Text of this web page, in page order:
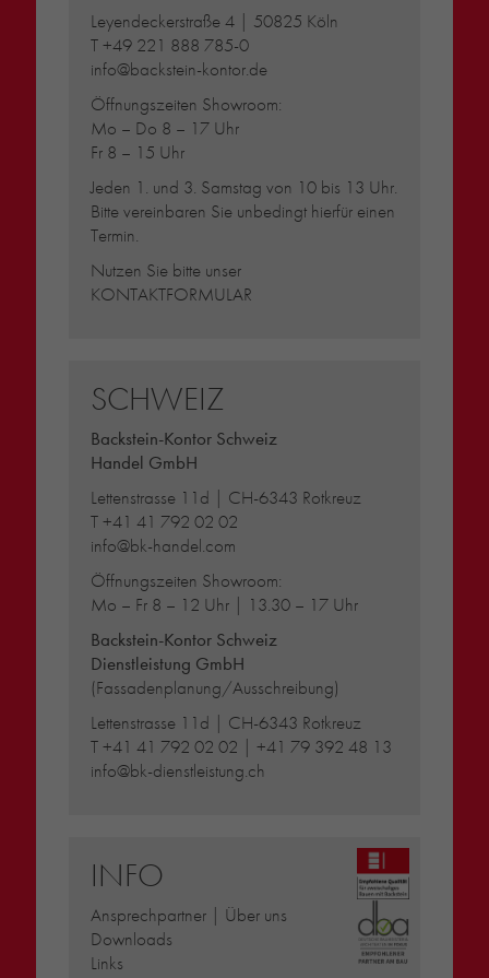
Leyendeckerstraße 4 | 50825 Köln
T+49 221 888 785-0
info@backstein-kontor.de
Öffnungszeiten Showroom:
Mo – Do 8 – 17 Uhr
Fr 8 – 15 Uhr
Jeden 1. und 3. Samstag von 10 bis 13 Uhr.
Bitte vereinbaren Sie unbedingt hierfür einen
Termin.
Nutzen Sie bitte unser
KONTAKTFORMULAR
SCHWEIZ
Backstein-Kontor Schweiz
Handel GmbH
Lettenstrasse 11d | CH-6343 Rotkreuz
T+41 41 792 02 02
info@bk-handel.com
Öffnungszeiten Showroom:
Mo – Fr 8 – 12 Uhr | 13.30 – 17 Uhr
Backstein-Kontor Schweiz
Dienstleistung GmbH
(Fassadenplanung/Ausschreibung)
Lettenstrasse 11d | CH-6343 Rotkreuz
T+41 41 792 02 02 |+41 79 392 48 13
info@bk-dienstleistung.ch
INFO
Ansprechpartner | Über uns
Downloads
Links